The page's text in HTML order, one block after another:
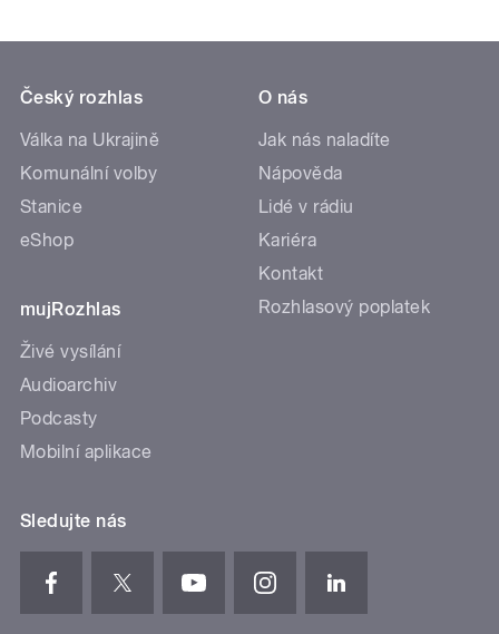
Český rozhlas
Válka na Ukrajině
Komunální volby
Stanice
eShop
mujRozhlas
Živé vysílání
Audioarchiv
Podcasty
Mobilní aplikace
O nás
Jak nás naladíte
Nápověda
Lidé v rádiu
Kariéra
Kontakt
Rozhlasový poplatek
Sledujte nás